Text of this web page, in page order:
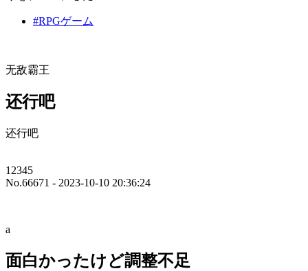
#RPGゲーム
无敌霸王
还行吧
还行吧
12345
No.66671 - 2023-10-10 20:36:24
a
面白かったけど調整不足